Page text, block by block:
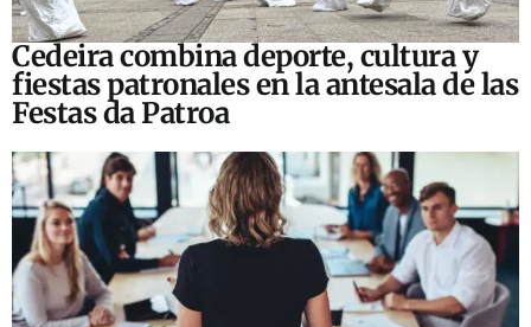
Cedeira combina deporte, cultura y
fiestas patronales en la antesala de las
Festas da Patroa